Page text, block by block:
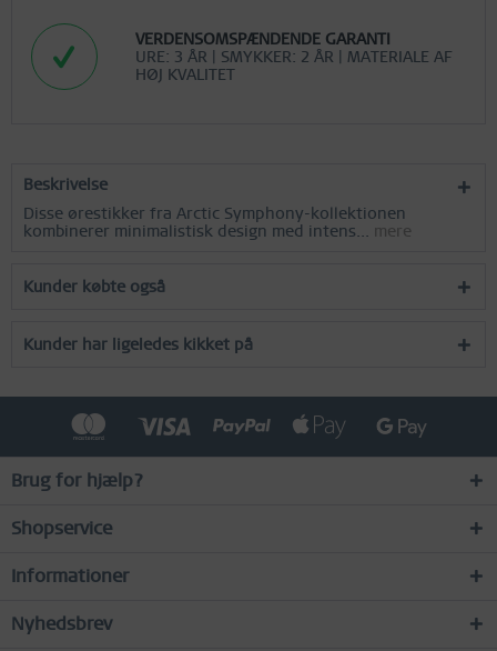
VERDENSOMSPÆNDENDE GARANTI
URE: 3 ÅR | SMYKKER: 2 ÅR | MATERIALE AF
HØJ KVALITET
Beskrivelse
Disse ørestikker fra Arctic Symphony-kollektionen
kombinerer minimalistisk design med intens...
mere
Kunder købte også
Kunder har ligeledes kikket på
Brug for hjælp?
Shopservice
Informationer
Nyhedsbrev
Service Inactief